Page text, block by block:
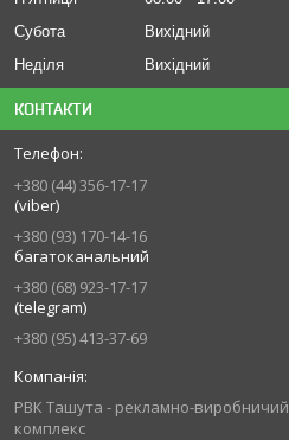
Субота
Вихідний
Неділя
Вихідний
КОНТАКТИ
+380 (44) 356-17-17
(viber)
+380 (93) 170-14-16
багатоканальний
+380 (68) 923-17-17
(telegram)
+380 (95) 413-37-69
РВК Ташута - рекламно-виробничий
комплекс